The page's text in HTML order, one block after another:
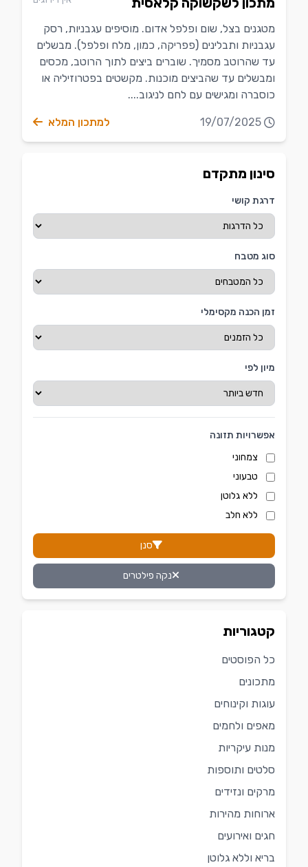
מטגנים בצל, שום ופלפל אדום. מוסיפים עגבניות, רסק
עגבניות ותבלינים (פפריקה, כמון, מלח ופלפל). מבשלים
עד שהרוטב מסמיך. שוברים ביצים לתוך הרוטב, מכסים
ומבשלים עד שהביצים מוכנות. מקשטים בפטרוזיליה או
כוסברה ומגישים עם לחם לניגוב....
19/07/2025 למתכון המלא
סינון מתקדם
דרגת קושי
סוג מטבח
זמן הכנה מקסימלי
מיון לפי
אפשרויות תזונה
צמחוני
טבעוני
ללא גלוטן
ללא חלב
סנן
נקה פילטרים
קטגוריות
כל הפוסטים
מתכונים
עוגות וקינוחים
מאפים ולחמים
מנות עיקריות
סלטים ותוספות
מרקים ונזידים
ארוחות מהירות
חגים ואירועים
בריא וללא גלוטן